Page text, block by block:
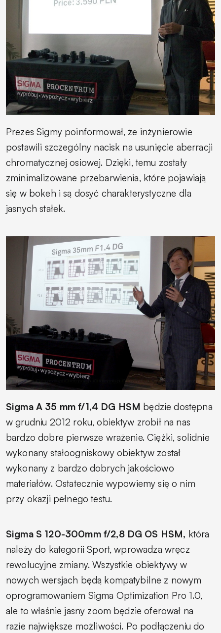
Prezes Sigmy poinformował, że inżynierowie
postawili szczególny nacisk na usunięcie aberracji
chromatycznej osiowej. Dzięki, temu zostały
zminimalizowane przebarwienia, które pojawiają
się w bokeh i są dosyć charakterystyczne dla
jasnych stałek.
Sigma A 35 mm f/1,4 DG HSM będzie dostępna
w grudniu 2012 roku, obiektyw zrobił na nas
bardzo dobre pierwsze wrażenie. Ciężki, solidnie
wykonany stałoogniskowy obiektyw został
wykonany z bardzo dobrych jakościowo
materiałów. Ostatecznie wypowiemy się o nim
przy okazji pełnego testu.
Sigma S 120-300mm f/2,8 DG OS HSM, która
należy do kategorii Sport, wprowadza wręcz
rewolucyjne zmiany. Wszystkie obiektywy w
nowych wersjach będą kompatybilne z nowym
oprogramowaniem Sigma Optimization Pro 1.0,
ale to właśnie jasny zoom będzie oferował na
razie największe możliwości. Po podłączeniu do